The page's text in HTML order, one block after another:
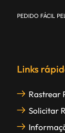
PEDIDO FÁCIL
Links
Rastrear
Solicitar